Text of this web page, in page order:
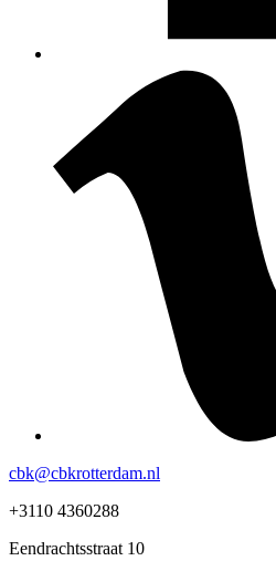
cbk@cbkrotterdam.nl
+3110 4360288
Eendrachtsstraat 10